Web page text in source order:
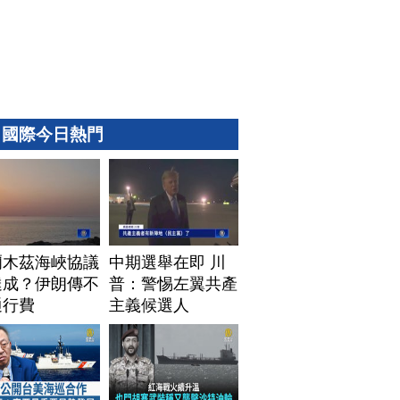
國際今日熱門
茲海峽協議
？伊朗傳不
費
中期選舉在即 川
普：警惕左翼共產
主義候選人